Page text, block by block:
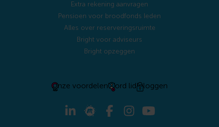
Extra rekening aanvragen
Pensioen voor broodfonds leden
Alles over reserveringsruimte
Bright voor adviseurs
Bright opzeggen
Onze voordelenWord lidInloggen